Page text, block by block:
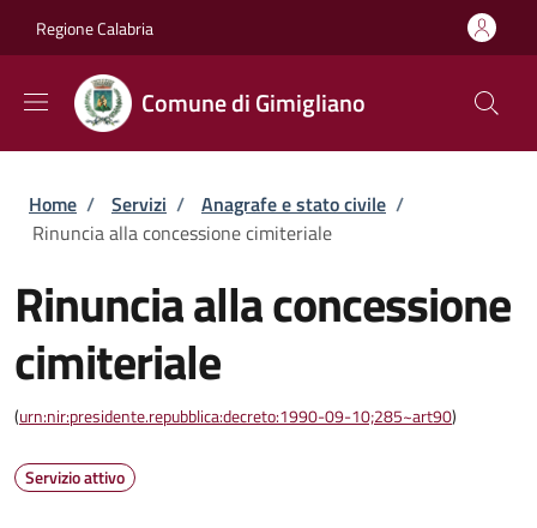
Regione Calabria
Comune di Gimigliano
Briciole di pane
Home / Servizi / Anagrafe e stato civile /
Rinuncia alla concessione cimiteriale
Rinuncia alla concessione
cimiteriale
(urn:nir:presidente.repubblica:decreto:1990-09-10;285~art90)
Servizio attivo